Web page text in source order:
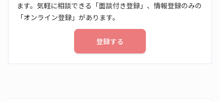
ます。気軽に相談できる「面談付き登録」、情報登録のみの
「オンライン登録」があります。
登録する